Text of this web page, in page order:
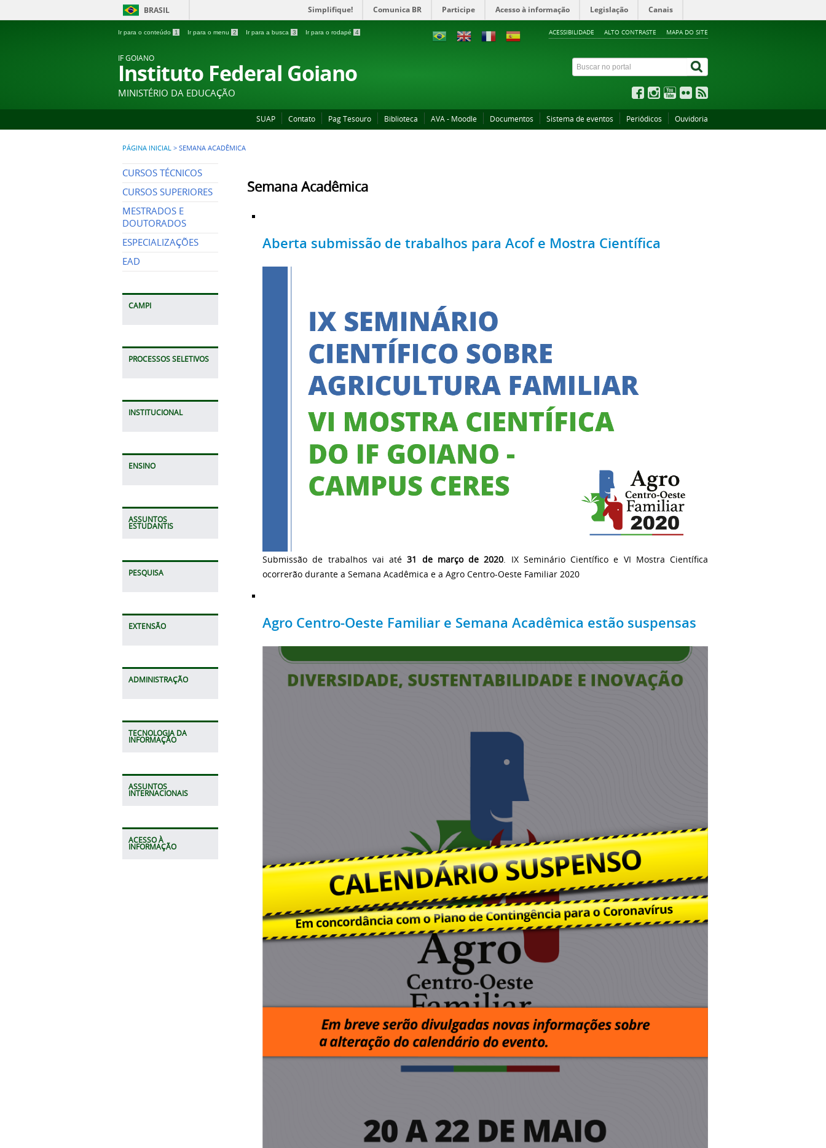
BRASIL Simplifique! Comunica BR Participe Acesso à informação Legislação Canais
Ir para o conteúdo 1 Ir para o menu 2 Ir para a busca 3 Ir para o rodapé 4 ACESSIBILIDADE ALTO CONTRASTE MAPA DO SITE
IF GOIANO
Instituto Federal Goiano
MINISTÉRIO DA EDUCAÇÃO
SUAP Contato Pag Tesouro Biblioteca AVA - Moodle Documentos Sistema de eventos Periódicos Ouvidoria
PÁGINA INICIAL > SEMANA ACADÊMICA
CURSOS TÉCNICOS
CURSOS SUPERIORES
MESTRADOS E
DOUTORADOS
ESPECIALIZAÇÕES
EAD
CAMPI
PROCESSOS SELETIVOS
INSTITUCIONAL
ENSINO
ASSUNTOS
ESTUDANTIS
PESQUISA
EXTENSÃO
ADMINISTRAÇÃO
TECNOLOGIA DA
INFORMAÇÃO
ASSUNTOS
INTERNACIONAIS
ACESSO À
INFORMAÇÃO
Semana Acadêmica
Aberta submissão de trabalhos para Acof e Mostra Científica
Submissão de trabalhos vai até31 de março de 2020 . IX Seminário Científico e VI Mostra Científica
ocorrerão durante a Semana Acadêmica e a Agro Centro-Oeste Familiar 2020
Agro Centro-Oeste Familiar e Semana Acadêmica estão suspensas